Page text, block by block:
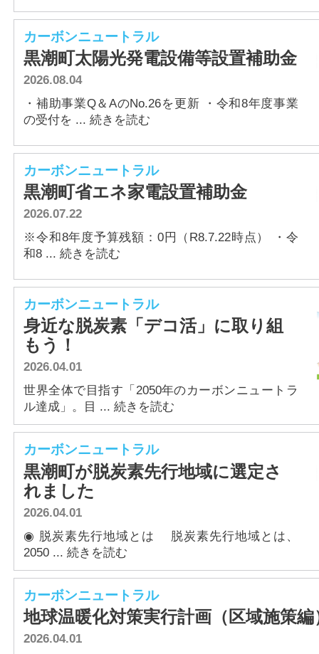
カーボンニュートラル
黒潮町太陽光発電設備等設置補助金
2026.08.04
・補助事業Q＆AのNo.26を更新 ・令和8年度事業
の受付を ... 続きを読む
カーボンニュートラル
黒潮町省エネ家電設置補助金
2026.07.22
※令和8年度予算残額：0円（R8.7.22時点） ・令
和8 ... 続きを読む
カーボンニュートラル
身近な脱炭素「デコ活」に取り組
もう！
2026.04.01
世界全体で目指す「2050年のカーボンニュートラ
ル達成」。目 ... 続きを読む
カーボンニュートラル
黒潮町が脱炭素先行地域に選定さ
れました
2026.04.01
◉ 脱炭素先行地域とは 脱炭素先行地域とは、
2050 ... 続きを読む
カーボンニュートラル
地球温暖化対策実行計画（区域施策編
2026.04.01